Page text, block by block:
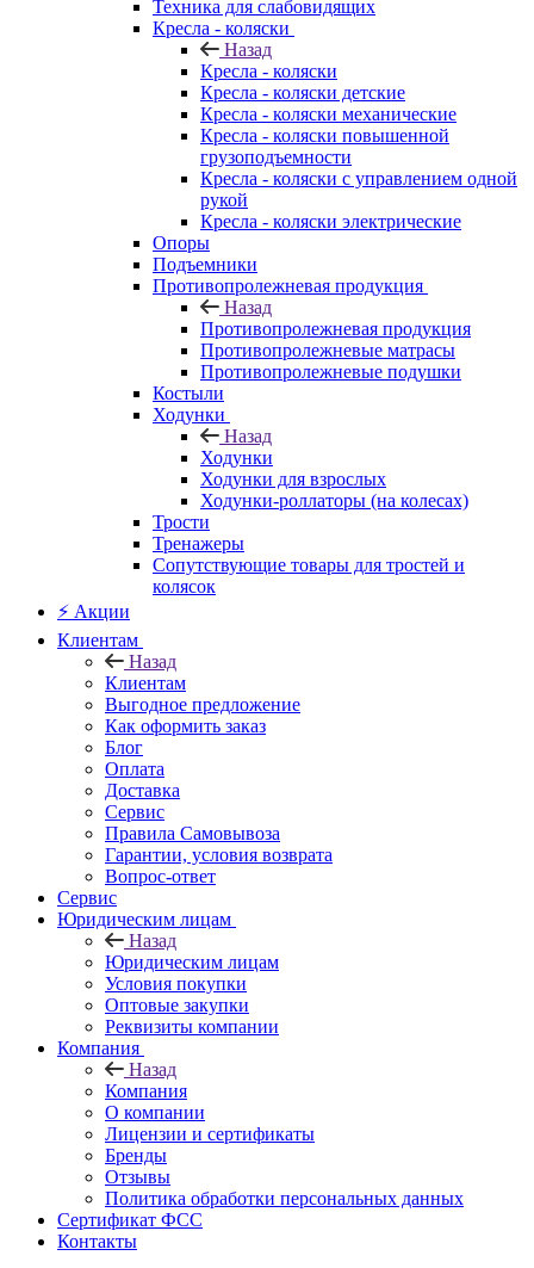
Техника для слабовидящих
Кресла - коляски
Назад
Кресла - коляски
Кресла - коляски детские
Кресла - коляски механические
Кресла - коляски повышенной
грузоподъемности
Кресла - коляски с управлением одной
рукой
Кресла - коляски электрические
Опоры
Подъемники
Противопролежневая продукция
Назад
Противопролежневая продукция
Противопролежневые матрасы
Противопролежневые подушки
Костыли
Ходунки
Назад
Ходунки
Ходунки для взрослых
Ходунки-роллаторы (на колесах)
Трости
Тренажеры
Сопутствующие товары для тростей и
колясок
⚡ Акции
Клиентам
Назад
Клиентам
Выгодное предложение
Как оформить заказ
Блог
Оплата
Доставка
Сервис
Правила Самовывоза
Гарантии, условия возврата
Вопрос-ответ
Сервис
Юридическим лицам
Назад
Юридическим лицам
Условия покупки
Оптовые закупки
Реквизиты компании
Компания
Назад
Компания
О компании
Лицензии и сертификаты
Бренды
Отзывы
Политика обработки персональных данных
Сертификат ФСС
Контакты